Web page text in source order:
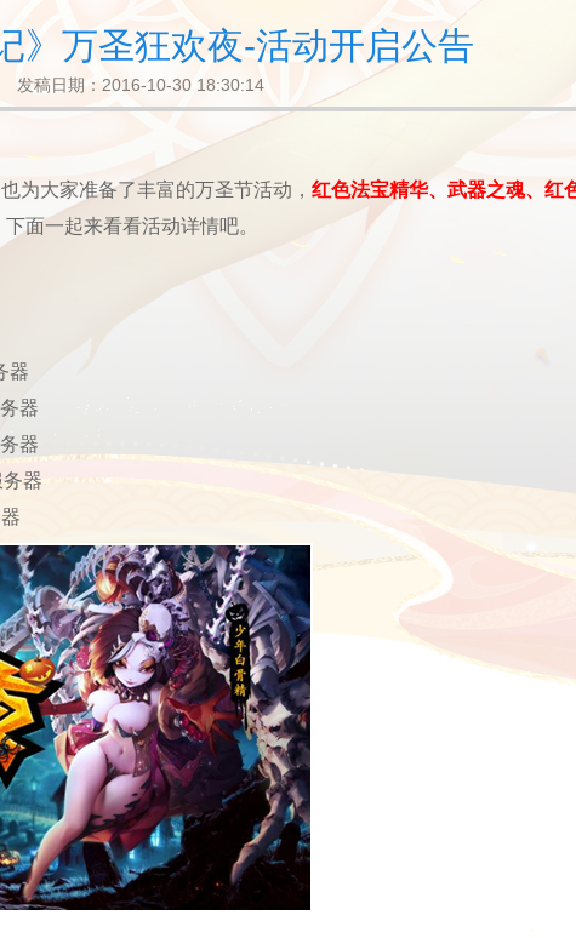
》万圣狂欢夜-活动开启公告
发稿日期：2016-10-30 18:30:14
为大家准备了丰富的万圣节活动， 红色法宝精华、武器之魂、红
面一起来看看活动详情吧。
器
器
器
器